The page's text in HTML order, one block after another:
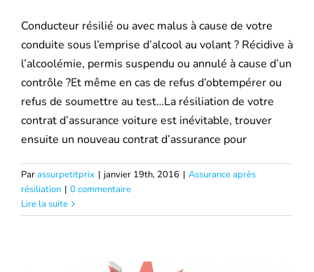
Conducteur résilié ou avec malus à cause de votre
conduite sous l’emprise d’alcool au volant ? Récidive à
l’alcoolémie, permis suspendu ou annulé à cause d’un
contrôle ?Et même en cas de refus d’obtempérer ou
refus de soumettre au test…La résiliation de votre
contrat d’assurance voiture est inévitable, trouver
ensuite un nouveau contrat d’assurance pour
Parassurpetitprix | janvier 19th, 2016 | Assurance après
résiliation | 0 commentaire
Lire la suiteAssurer sa voiture après résiliation pour